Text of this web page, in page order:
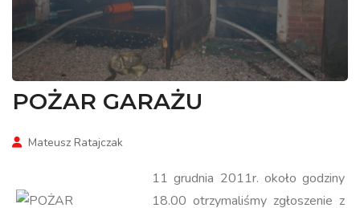
POŻAR GARAŻU
Mateusz Ratajczak
11 grudnia 2011r. około godziny
18.00 otrzymaliśmy zgłoszenie z